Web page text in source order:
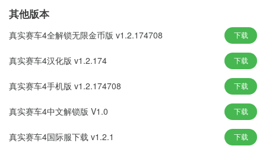
玩家的驾驶技巧。
游戏中的赛车模型和赛道设计力求还原现实世界，给玩家带来仿佛
亲自驾驶的真实感受。
游戏拥有高清画面，车辆细节和赛道环境展现得淋漓尽致，增强了
视角切换，通过各种类型的角色视角切换，也可以给玩家带来不同
的视觉享受。
其他版本
真实赛车4全解锁无限金币版 v1.2.174708 下载
真实赛车4汉化版 v1.2.174 下载
真实赛车4手机版 v1.2.174708 下载
真实赛车4中文解锁版 V1.0 下载
真实赛车4国际服下载 v1.2.1 下载